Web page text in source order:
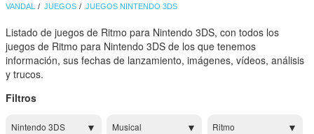
VANDAL JUEGOS JUEGOS NINTENDO 3DS
Listado de juegos de Ritmo para Nintendo 3DS, con todos los
juegos de Ritmo para Nintendo 3DS de los que tenemos
información, sus fechas de lanzamiento, imágenes, vídeos, análisis
y trucos.
Filtros
Nintendo 3DS Musical Ritmo